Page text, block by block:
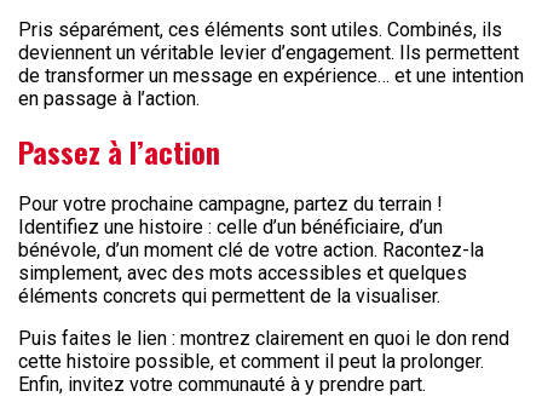
Pris séparément, ces éléments sont utiles. Combinés, ils
deviennent un véritable levier d’engagement. Ils permettent
de transformer un message en expérience… et une intention
en passage à l’action.
Passez à l’action
Pour votre prochaine campagne, partez du terrain !
Identifiez une histoire : celle d’un bénéficiaire, d’un
bénévole, d’un moment clé de votre action. Racontez-la
simplement, avec des mots accessibles et quelques
éléments concrets qui permettent de la visualiser.
Puis faites le lien : montrez clairement en quoi le don rend
cette histoire possible, et comment il peut la prolonger.
Enfin, invitez votre communauté à y prendre part.